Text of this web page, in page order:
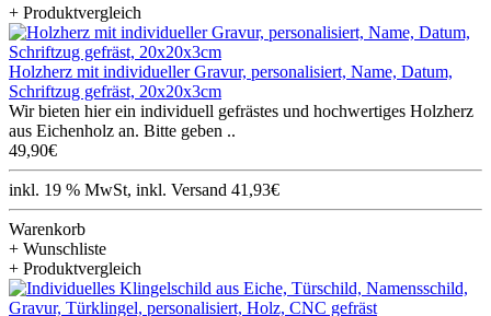
+ Produktvergleich
Holzherz mit individueller Gravur, personalisiert, Name, Datum,
Schriftzug gefräst, 20x20x3cm
Wir bieten hier ein individuell gefrästes und hochwertiges Holzherz
aus Eichenholz an. Bitte geben ..
49,90€
inkl. 19 % MwSt, inkl. Versand 41,93€
Warenkorb
+ Wunschliste
+ Produktvergleich